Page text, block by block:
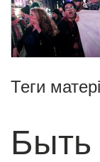
Теги